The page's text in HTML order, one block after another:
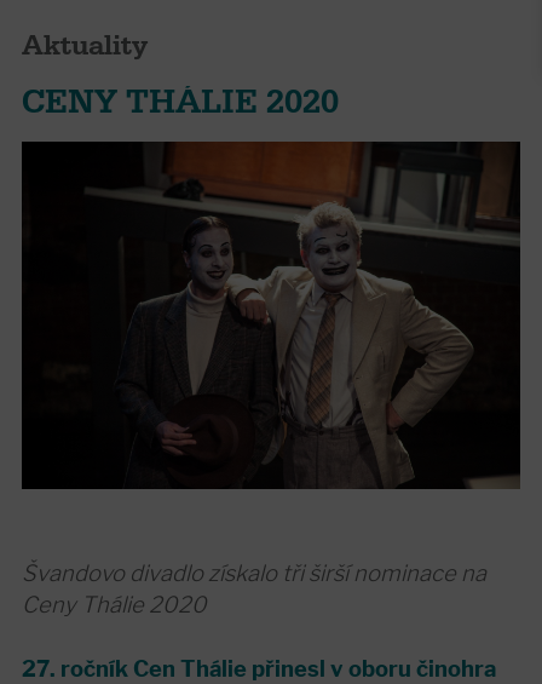
Aktuality
CENY THÁLIE 2020
Švandovo divadlo získalo tři širší nominace na
Ceny Thálie 2020
27. ročník Cen Thálie přinesl v oboru činohra